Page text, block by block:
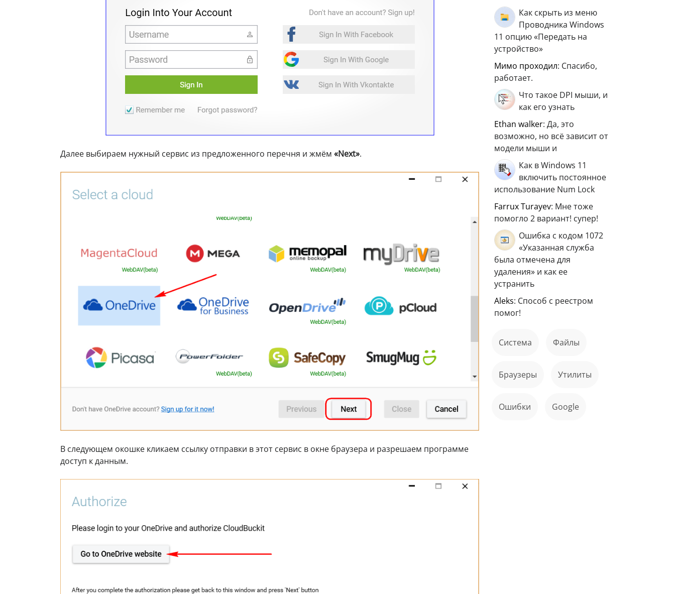
Далее выбираем нужный сервис из предложенного перечня и жмём «Next».
В следующем окошке кликаем ссылку отправки в этот сервис в окне браузера и разрешаем программе
доступ к данным.
Как скрыть из меню
Проводника Windows
11 опцию «Передать на
устройство»
мимо проходил: Спасибо,
работает.
Что такое DPI мыши, и
как его узнать
ethan walker: Да, это
возможно, но всё зависит от
модели мыши и
Как в Windows 11
включить постоянное
использование Num Lock
Farrux Turayev: Мне тоже
помогло 2 вариант! супер!
Ошибка с кодом 1072
«Указанная служба
была отмечена для
удаления» и как ее
устранить
aleks: Способ с реестром
помог!
Система файлы
Браузеры Утилиты
ошибки Google